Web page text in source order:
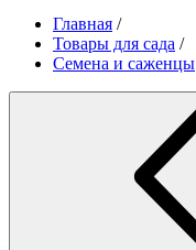
Главная /
Товары для сада /
Семена и саженцы